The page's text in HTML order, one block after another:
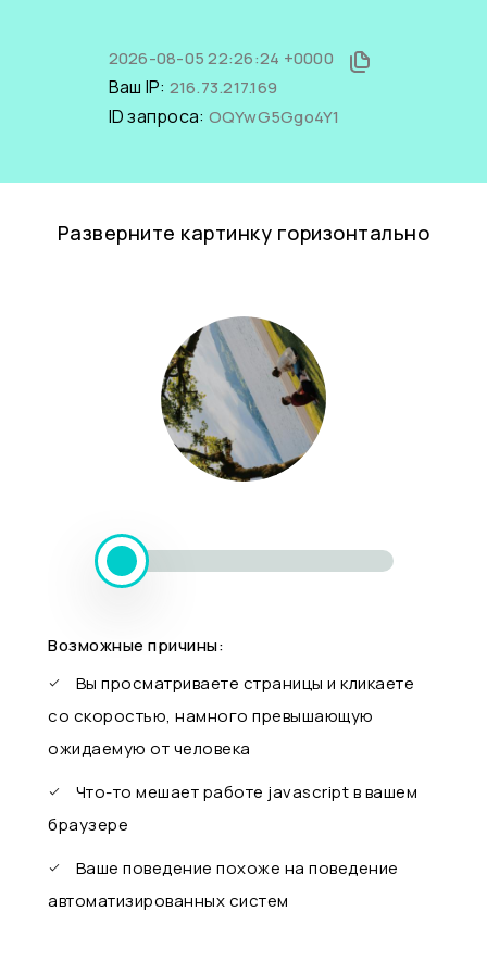
2026-08-05 22:26:24 +0000
Ваш IP: 216.73.217.169
ID запроса: OQYwG5Ggo4Y1
Разверните картинку горизонтально
Возможные причины:
Вы просматриваете страницы и кликаете
со скоростью, намного превышающую
ожидаемую от человека
Что-то мешает работе javascript в вашем
браузере
Ваше поведение похоже на поведение
автоматизированных систем